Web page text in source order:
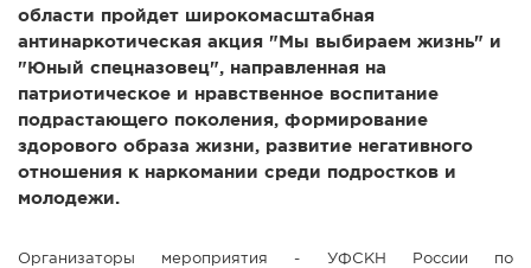
области пройдет широкомасштабная
антинаркотическая акция "Мы выбираем жизнь" и
"Юный спецназовец", направленная на
патриотическое и нравственное воспитание
подрастающего поколения, формирование
здорового образа жизни, развитие негативного
отношения к наркомании среди подростков и
молодежи.
Организаторы мероприятия - УФСКН России по